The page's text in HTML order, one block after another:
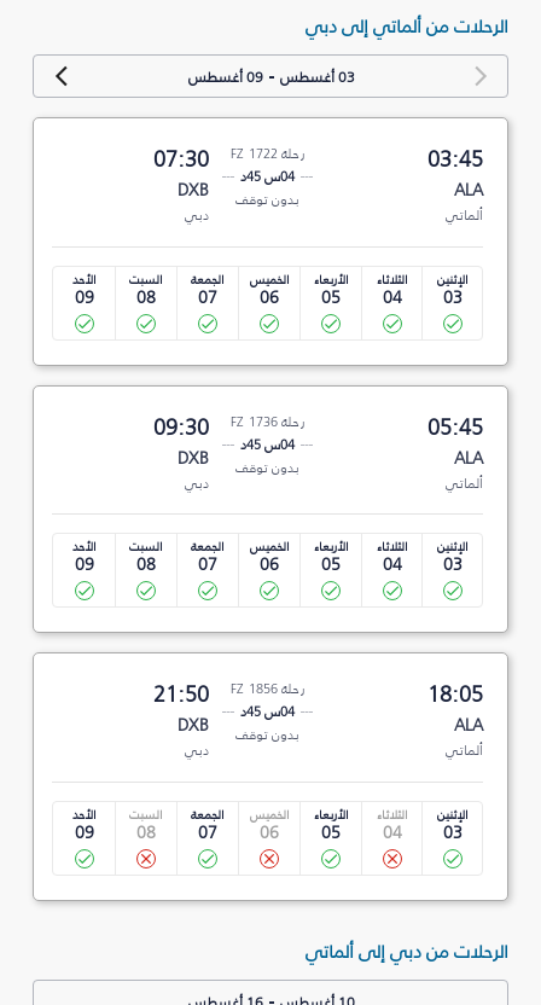
الرحلات من ألماتي إلى دبي
03 أغسطس -09 أغسطس
03:45
ALA
ألماتي
رحلة FZ 1722
04س 45د
بدون توقف
07:30
DXB
دبي
الإثنين
03
الثلاثاء
04
الأربعاء
05
الخميس
06
الجمعة
07
السبت
08
الأحد
09
05:45
ALA
ألماتي
رحلة FZ 1736
04س 45د
بدون توقف
09:30
DXB
دبي
الإثنين
03
الثلاثاء
04
الأربعاء
05
الخميس
06
الجمعة
07
السبت
08
الأحد
09
18:05
ALA
ألماتي
رحلة FZ 1856
04س 45د
بدون توقف
21:50
DXB
دبي
الإثنين
03
الثلاثاء
04
الأربعاء
05
الخميس
06
الجمعة
07
السبت
08
الأحد
09
الرحلات من دبي إلى ألماتي
-